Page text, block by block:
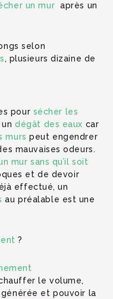
un mur après un
selon
, plusieurs dizaine de
pour sécher les
undégât des eaux car
murs peut engendrer
mauvaises odeurs.
mur sans qu’il soit
et de devoir
effectué, un
au préalable est une
?
le volume,
et pouvoir la